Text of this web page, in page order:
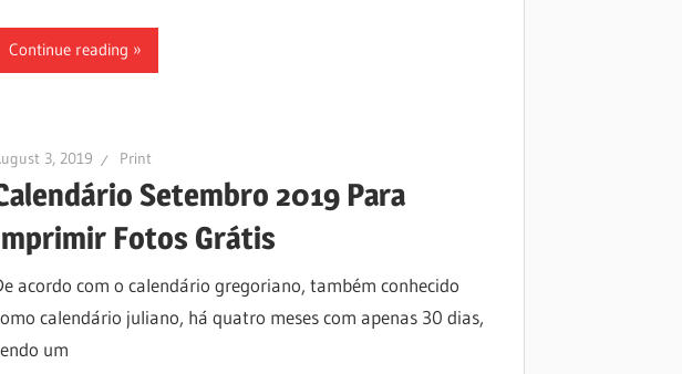
Continue reading
3, 2019 Print
Setembro 2019 Para
Fotos Grátis
acordo com o calendário gregoriano, também conhecido
calendário juliano, há quatro meses com apenas 30 dias,
um